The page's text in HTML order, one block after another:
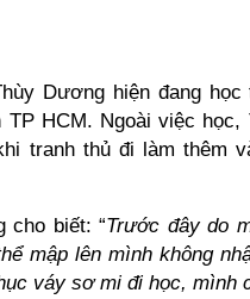
Dương hiện đang học
TP HCM. Ngoài việc
tranh thủ đi làm thêm
cho biết: “Trước đây do
mập lên mình không
váy sơ mi đi học, mình